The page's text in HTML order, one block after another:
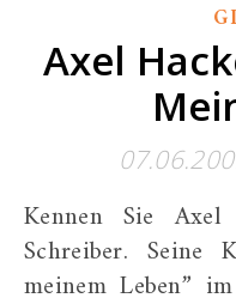
Axel
Kennen Sie Axel Hacke? Ein großartiger
Schreiber. Seine
meinem Leben”